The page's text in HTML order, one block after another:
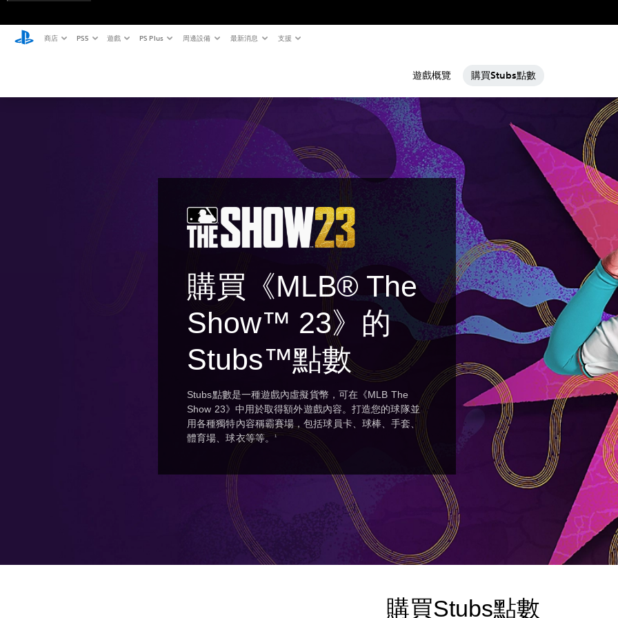
商店 PS5 遊戲 PS Plus 周邊設備 最新消息 支援
遊戲概覽 購買Stubs點數
購買《MLB® The
Show™ 23》的
Stubs™點數
Stubs點數是一種遊戲內虛擬貨幣，可在《MLB The
Show 23》中用於取得額外遊戲內容。打造您的球隊並
用各種獨特內容稱霸賽場，包括球員卡、球棒、手套、
體育場、球衣等等。
1
購買Stubs點數